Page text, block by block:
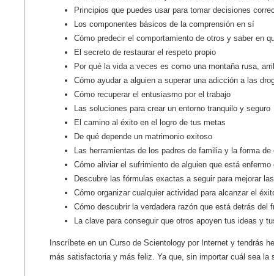
Principios que puedes usar para tomar decisiones
Los componentes básicos de la comprensión en sí
Cómo predecir el comportamiento de otros y saber en
El secreto de restaurar el respeto propio
Por qué la vida a veces es como una montaña rusa,
Cómo ayudar a alguien a superar una adicción a las
Cómo recuperar el entusiasmo por el trabajo
Las soluciones para crear un entorno tranquilo y seguro
El camino al éxito en el logro de tus metas
De qué depende un matrimonio exitoso
Las herramientas de los padres de familia y la forma
Cómo aliviar el sufrimiento de alguien que está enfermo
Descubre las fórmulas exactas a seguir para mejorar
Cómo organizar cualquier actividad para alcanzar el
Cómo descubrir la verdadera razón que está detrás del
La clave para conseguir que otros apoyen tus ideas y
Inscríbete en un Curso de Scientology por Internet y tendrás
más satisfactoria y más feliz. Ya que, sin importar cuál sea